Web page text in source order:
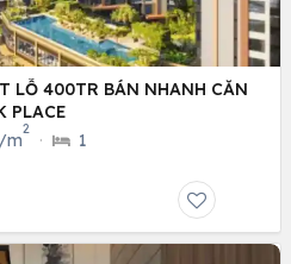
LỖ 400TR BÁN NHANH CĂN
PLACE
m
2
· 1